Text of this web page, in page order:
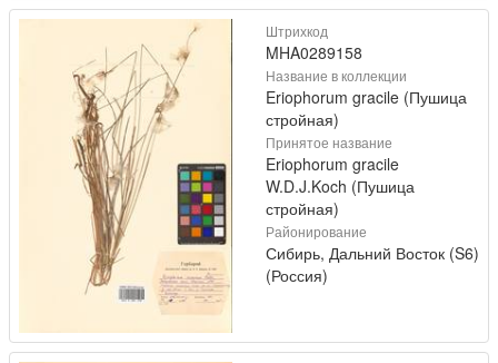
Штрихкод
MHA0289158
Название в коллекции
Eriophorum gracile (Пушица
стройная)
Принятое название
Eriophorum gracile
W.D.J.Koch (Пушица
стройная)
Районирование
Сибирь, Дальний Восток (S6)
(Россия)